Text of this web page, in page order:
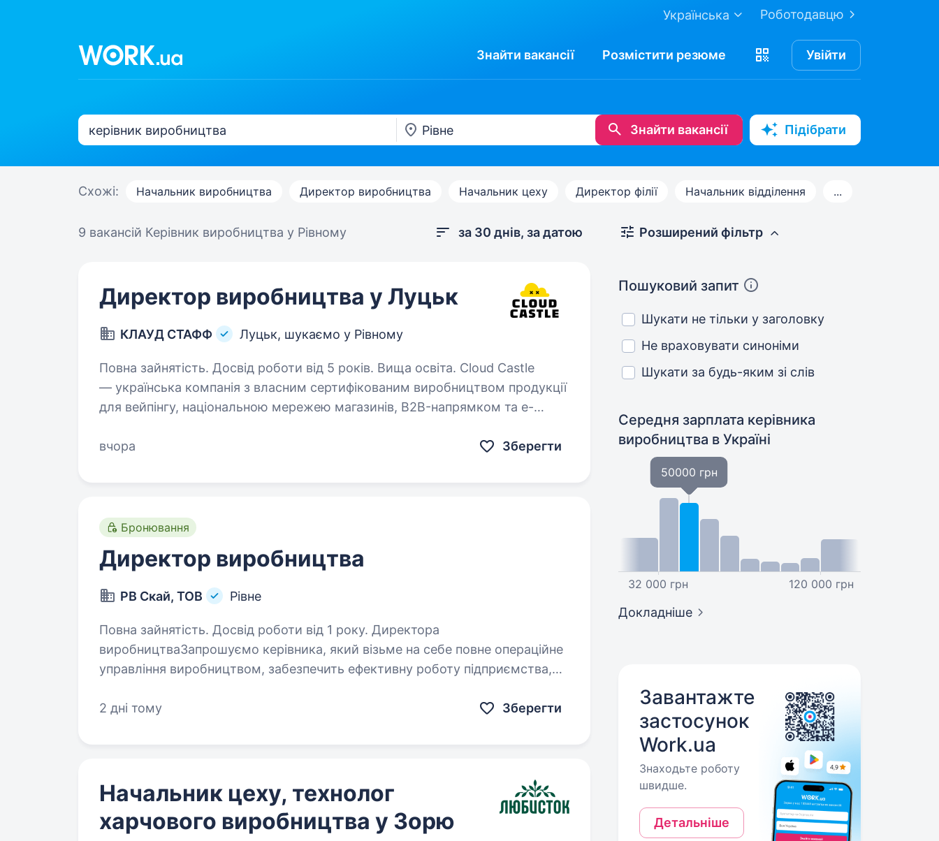
Роботодавцю
Українська
Знайти вакансії Розмістити резюме Увійти
Знайти вакансії Підібрати
Схожі: Начальник виробництва Директор виробництва Начальник цеху Директор філії Начальник відділення ...
9 вакансій Керівник виробництва у Рівному за 30 днів, за датою
Директор виробництва у Луцьк
КЛАУД СТАФФ Луцьк, шукаємо у Рівному
Повна зайнятість. Досвід роботи від 5 років. Вища освіта. Cloud Castle
— українська компанія з власним сертифікованим виробництвом продукції
для вейпінгу, національною мережею магазинів, B2B-напрямком та e-
Керівника…
вчора Зберегти
Бронювання
Директор виробництва
РВ Скай, ТОВ Рівне
Повна зайнятість. Досвід роботи від 1 року. Директора
виробництваЗапрошуємо керівника, який візьме на себе повне операційне
управління виробництвом, забезпечить ефективну роботу підприємства,
2 дні тому
Зберегти
Начальник цеху, технолог
харчового виробництва у Зорю
Розширений фільтр
Пошуковий запит
Шукати не тільки у заголовку
Не враховувати синоніми
Шукати за будь-яким зі слів
Середня зарплата керівника
виробництва в Україні
32 000 грн
50000 грн
120 000 грн
Докладніше
Завантажте
застосунок
Work.ua
Знаходьте роботу
швидше.
Детальніше